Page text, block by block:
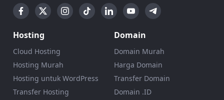
Hosting
Cloud Hosting
Hosting Murah
Hosting untuk WordPress
Transfer Hosting
Domain
Domain Murah
Harga Domain
Transfer Domain
Domain .ID